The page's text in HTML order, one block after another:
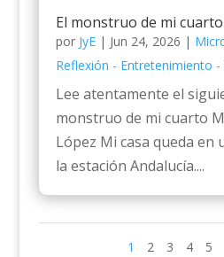
El monstruo de mi cuarto
por JyE| Jun 24, 2026 |
Reflexión - Entretenimiento
Lee atentamente el
monstruo de mi cuarto
López Mi casa queda en
la estación Andalucía....
1 2 3 4 5